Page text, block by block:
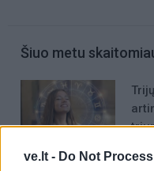
ve.lt - Do Not
Šiuo metu